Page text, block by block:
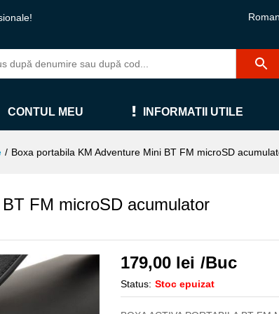
CONTUL MEU INFORMATII UTILE
/ Boxa portabila KM Adventure Mini BT FM microSD
FM microSD acumulator
179,00 lei /Buc
Status: Stoc epuizat